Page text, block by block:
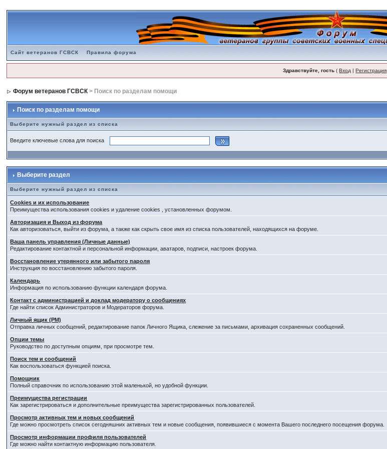
Сайт ветеранов ГСВСК Правила форума
Здравствуйте, гость (Вход |Регистрация
Форум ветеранов ГСВСК > Поиск по разделам помощи
Поиск по разделам помощи
Выберите нужный раздел из списка
Введите ключевые слова для поиска
Выберите раздел
Выберите нужный раздел из списка
Cookies и их использование
Преимущества использования cookies и удаление cookies , установленных форумом.
Авторизация и Выход из форума
Как авторизоваться, выйти из форума, а также как скрыть свое имя из списка пользователей, находящихся на форуме.
Ваша панель управления (Личные данные)
Редактирование контактной и персональной информации, аватаров, подписи, настроек форума.
Восстановление утерянного или забытого пароля
Инструкция по восстановлению забытого пароля.
Календарь
Информация по использованию функции календаря форума.
Контакт с администрацией и доклад модератору о сообщениях
Где найти список Администраторов и Модераторов форума.
Личный ящик (PM)
Отправка личных сообщений, редактирование папок Личного Ящика, слежение за письмами, архивация сохраненных сообщений.
Опции темы
Руководство по доступным опциям, при просмотре тем.
Поиск тем и сообщений
Как воспользоваться функцией поиска.
Помощник
Полный справочник по использованию этой маленькой, но удобной функции.
Преимущества регистрации
Как зарегистрироваться и дополнительные преимущества зарегистрированных пользователей.
Просмотр активных тем и новых сообщений
Где можно просмотреть список сегодняшних активных тем и новые сообщения, появившиеся с момента Вашего последнего посещения форума.
Просмотр информации профиля пользователей
Где можно найти контактную информацию пользователя.